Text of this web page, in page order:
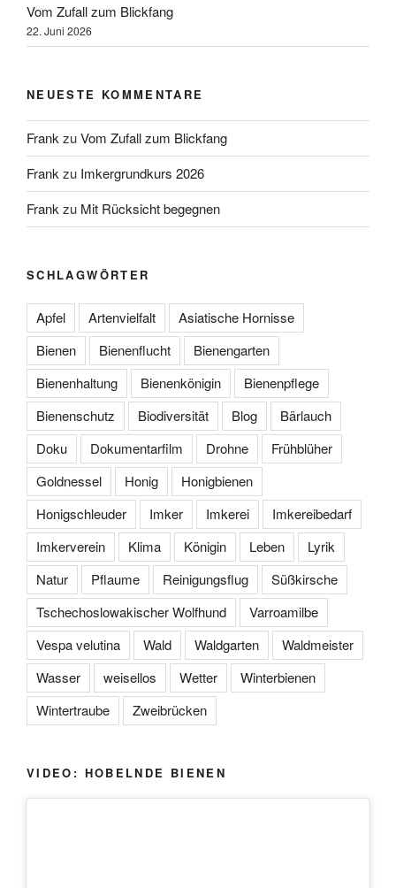
Vom Zufall zum Blickfang
22. Juni 2026
NEUESTE KOMMENTARE
FrankzuVom Zufall zum Blickfang
Frankzu Imkergrundkurs 2026
Frankzu Mit Rücksicht begegnen
SCHLAGWÖRTER
Apfel Artenvielfalt
Asiatische Hornisse
Bienen
Bienenflucht
Bienengarten
Bienenhaltung
Bienenkönigin
Bienenpflege
Bienenschutz
Biodiversität Blog
Bärlauch
Doku
Dokumentarfilm Drohne
Frühblüher
Goldnessel
Honig
Honigbienen
Honigschleuder
Imker Imkerei
Imkereibedarf
Imkerverein
Klima Königin Leben
Lyrik
Natur
Pflaume Reinigungsflug
Süßkirsche
Tschechoslowakischer Wolfhund
Varroamilbe
Vespa velutina
Wald Waldgarten
Waldmeister
Wasser
weisellos Wetter
Winterbienen
Wintertraube
Zweibrücken
VIDEO: HOBELNDE BIENEN